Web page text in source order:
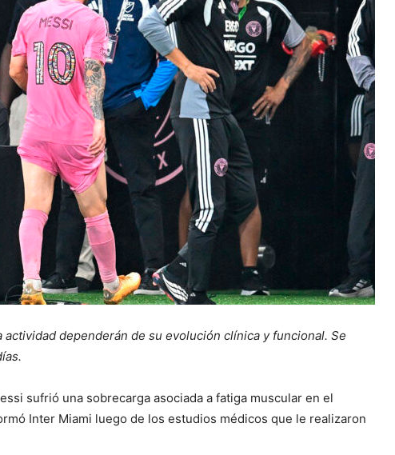
dependerán de su evolución clínica y funcional. Se
sufrió una sobrecarga asociada a fatiga muscular en el
Inter Miami luego de los estudios médicos que le realizaron